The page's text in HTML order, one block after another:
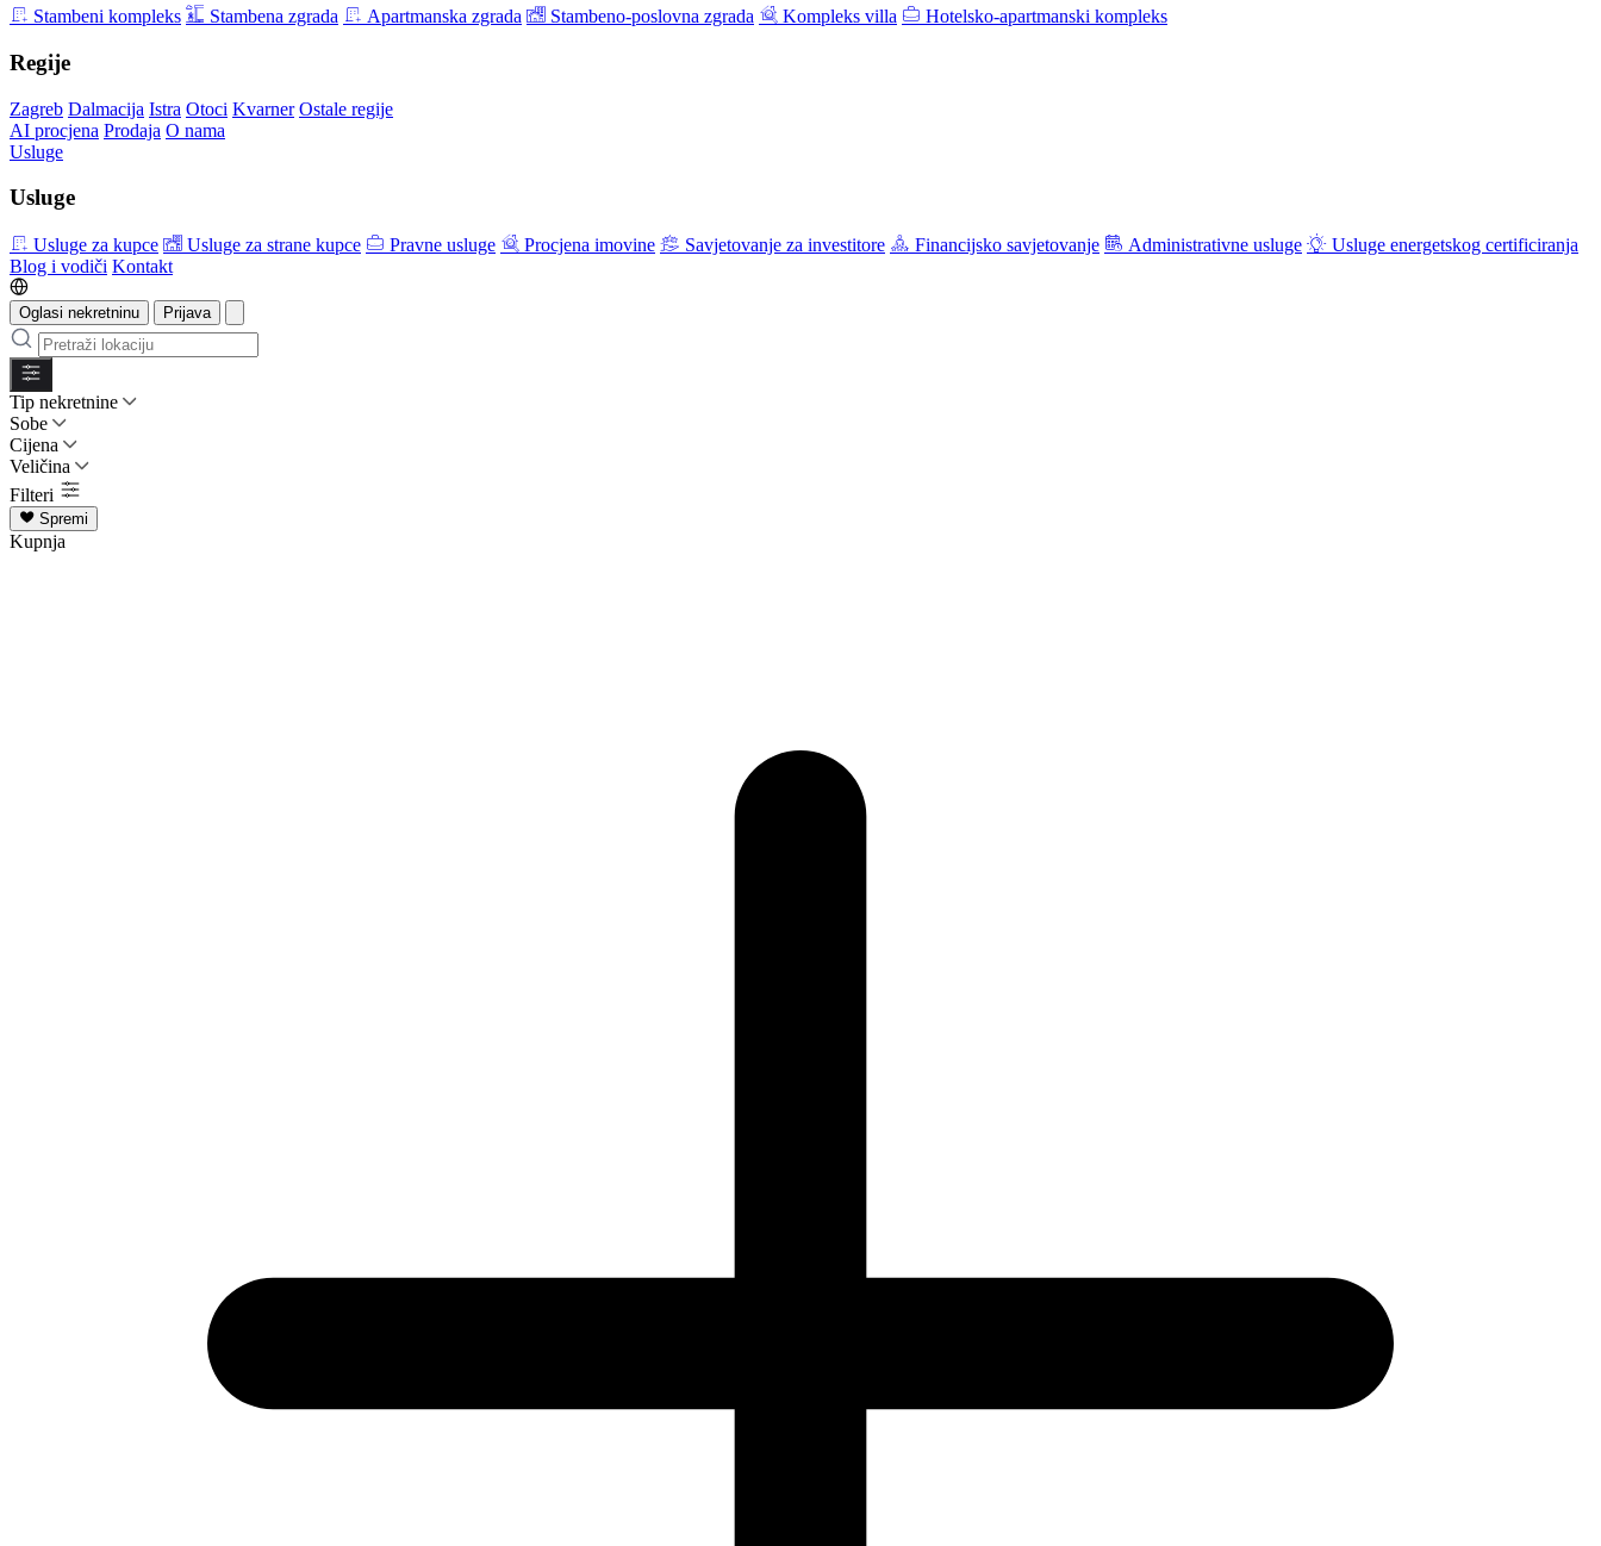
Stambeni kompleks Stambena zgrada Apartmanska zgrada Stambeno-poslovna zgrada Kompleks villa Hotelsko-apartmanski kompleks
Regije
Zagreb Dalmacija Istra Otoci Kvarner Ostale regije
AI procjena Prodaja O nama
Usluge
Usluge
Usluge za kupce Usluge za strane kupce Pravne usluge Procjena imovine Savjetovanje za investitore Financijsko savjetovanje Administrativne usluge
Usluge energetskog certificiranja
Blog i vodiči Kontakt
Oglasi nekretninu Prijava
Tip nekretnine
Sobe
Cijena
Veličina
Filteri
Spremi
Kupnja